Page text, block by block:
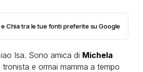
Chia tra le tue fonti preferite su Google
Isa. Sono amica di Michela
e ormai mamma a tempo